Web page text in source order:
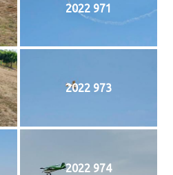
2022 971
2022 973
2022 974